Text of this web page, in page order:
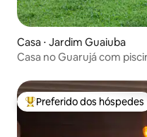
Casa ⋅ Jardim Guaiuba
Casa no Guarujá com
Entre os melhores
Preferido dos hóspedes